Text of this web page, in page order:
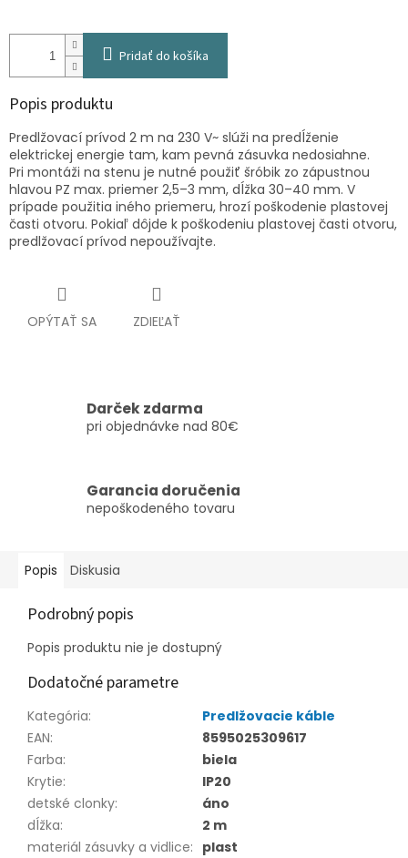
Pridať do košíka
Popis produktu
Predlžovací prívod 2 m na 230 V~ slúži na predĺženie
elektrickej energie tam, kam pevná zásuvka nedosiahne.
Pri montáži na stenu je nutné použiť šróbik zo zápustnou
hlavou PZ max. priemer 2,5–3 mm, dĺžka 30–40 mm. V
prípade použitia iného priemeru, hrozí poškodenie plastovej
časti otvoru. Pokiaľ dôjde k poškodeniu plastovej časti otvoru,
predlžovací prívod nepoužívajte.
OPÝTAŤ SA ZDIEĽAŤ
Darček zdarma
pri objednávke nad 80€
Garancia doručenia
nepoškodeného tovaru
Popis Diskusia
Podrobný popis
Popis produktu nie je dostupný
Dodatočné parametre
Kategória:
Predlžovacie káble
EAN:
8595025309617
Farba:
biela
Krytie:
IP20
detské clonky:
áno
dĺžka:
2 m
materiál zásuvky a vidlice: plast